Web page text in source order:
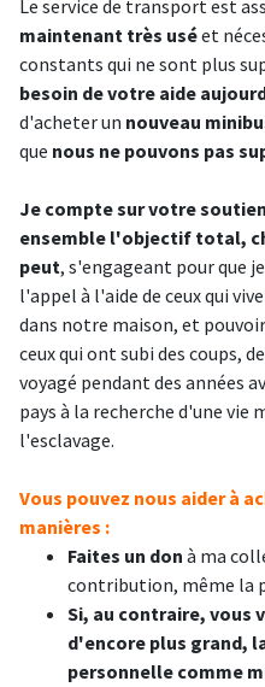
Le service de transport est
maintenant très uséet
constants qui ne sont plus
besoin de votre aide
d'acheter un nouveau
que nous ne pouvons pas
Je compte sur votre
ensemble l'objectif total,
peut, s'engageant pour que
l'appel à l'aide de ceux qui
dans notre maison, et
ceux qui ont subi des coups,
voyagé pendant des années
pays à la recherche d'une vie
l'esclavage.
Vous pouvez nous aider à
manières :
Faites un don à ma
contribution, même la
Si, au contraire, vous
d'encore plus grand,
personnelle comme